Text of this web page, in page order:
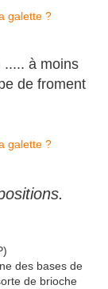
..... à moins
de froment
des bases de
de brioche